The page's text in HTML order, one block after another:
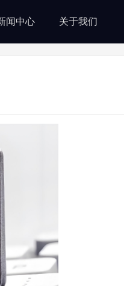
闻中心 关于我们